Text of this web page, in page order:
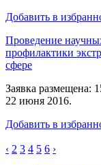
Добавить в
Проведение
профилактики
сфере
Заявка размещена:
22 июня 2016.
Добавить в
‹ 2 3 4 5 6 ›